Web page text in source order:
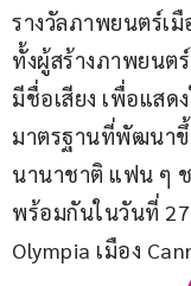
รางวัลภาพยนตร์เ
ทั้งผู้สร้างภาพยนต
มีชื่อเสียง เพื่อแสด
มาตรฐานที่พัฒนา
นานาชาติ แฟน ๆ ช
พร้อมกันในวันที่
Olympia เมือง